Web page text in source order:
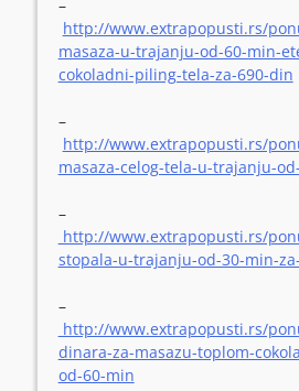
–
http://www.extrapopusti.rs/
masaza-u-trajanju-od-60-min-
cokoladni-piling-tela-za-690-din
–
http://www.extrapopusti.rs/
masaza-celog-tela-u-trajanju-
–
http://www.extrapopusti.rs/
stopala-u-trajanju-od-30-min-
–
http://www.extrapopusti.rs/
dinara-za-masazu-toplom-
od-60-min